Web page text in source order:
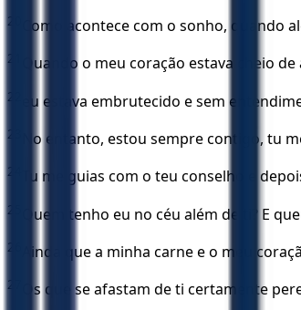
20 Como acontece com o sonho, quando
21 Quando o meu coração estava cheio
22 eu estava embrutecido e sem
23 No entanto, estou sempre contigo, tu
24 Tu me guias com o teu conselho e
25 Quem tenho eu no céu além de ti? E
26 Ainda que a minha carne e o meu
27 Os que se afastam de ti certamente